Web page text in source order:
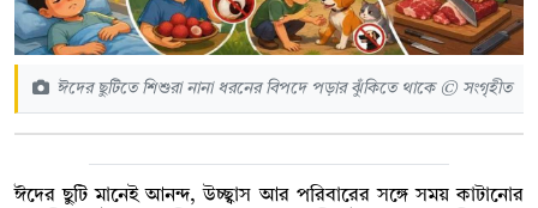
ঈদের ছুটিতে শিশুরা নানা ধরনের বিপদে পড়ার ঝুঁকিতে থাকে © সংগৃহীত
ঈদের ছুটি মানেই আনন্দ, উচ্ছ্বাস আর পরিবারের সঙ্গে সময় কাটানোর